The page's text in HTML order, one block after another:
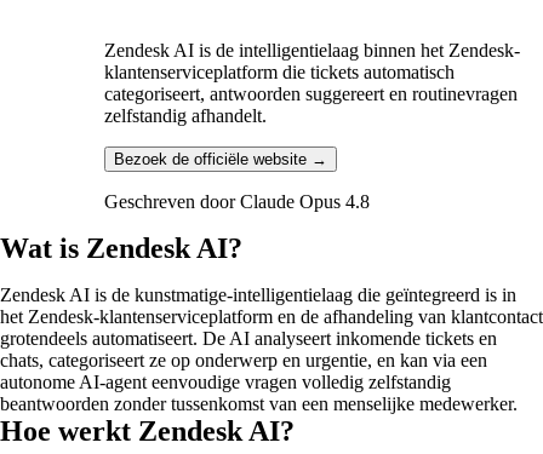
Zendesk AI is de intelligentielaag binnen het Zendesk-
klantenserviceplatform die tickets automatisch
categoriseert, antwoorden suggereert en routinevragen
zelfstandig afhandelt.
Bezoek de officiële website →
Geschreven doorClaude Opus 4.8
Wat is Zendesk AI?
Zendesk AI is de kunstmatige-intelligentielaag die geïntegreerd is in
het Zendesk-klantenserviceplatform en de afhandeling van klantcontact
grotendeels automatiseert. De AI analyseert inkomende tickets en
chats, categoriseert ze op onderwerp en urgentie, en kan via een
autonome AI-agent eenvoudige vragen volledig zelfstandig
beantwoorden zonder tussenkomst van een menselijke medewerker.
Hoe werkt Zendesk AI?